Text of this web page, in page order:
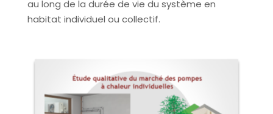
au long de la durée de vie du système en
habitat individuel ou collectif.